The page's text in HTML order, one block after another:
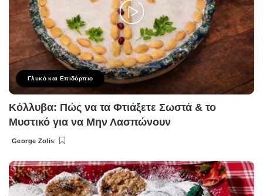
Γλυκό και Επιδόρπιο
Κόλλυβα: Πώς να τα Φτιάξετε Σωστά & το
Μυστικό για να Μην Λασπώνουν
Posted
George Zolis